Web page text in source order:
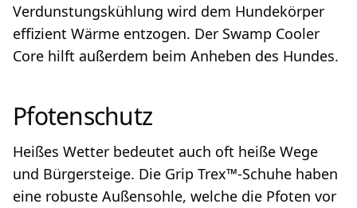
Verdunstungskühlung wird dem Hundekörper
effizient Wärme entzogen. Der Swamp Cooler
Core hilft außerdem beim Anheben des Hundes.
Pfotenschutz
Heißes Wetter bedeutet auch oft heiße Wege
und Bürgersteige. Die Grip Trex™-Schuhe haben
eine robuste Außensohle, welche die Pfoten vor